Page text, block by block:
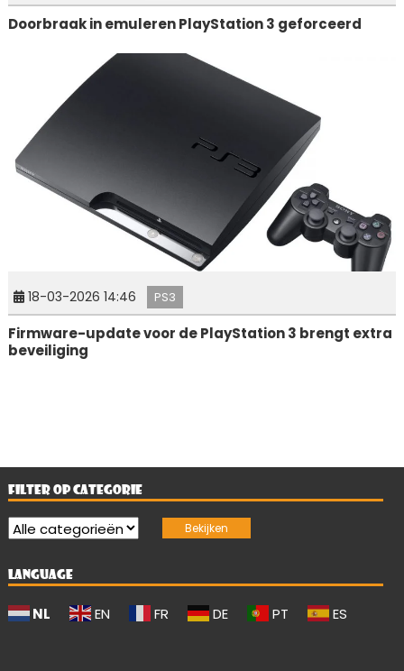
Doorbraak in emuleren PlayStation 3 geforceerd
18-03-2026 14:46 PS3
Firmware-update voor de PlayStation 3 brengt extra
beveiliging
FILTER OP CATEGORIE
LANGUAGE
NL EN FR DE PT ES